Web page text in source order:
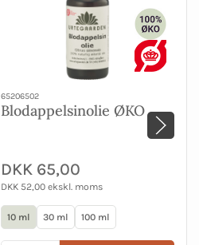
65206502
Blodappelsinolie ØKO
DKK 65,00
DKK 52,00 ekskl. moms
10 ml 30 ml 100 ml